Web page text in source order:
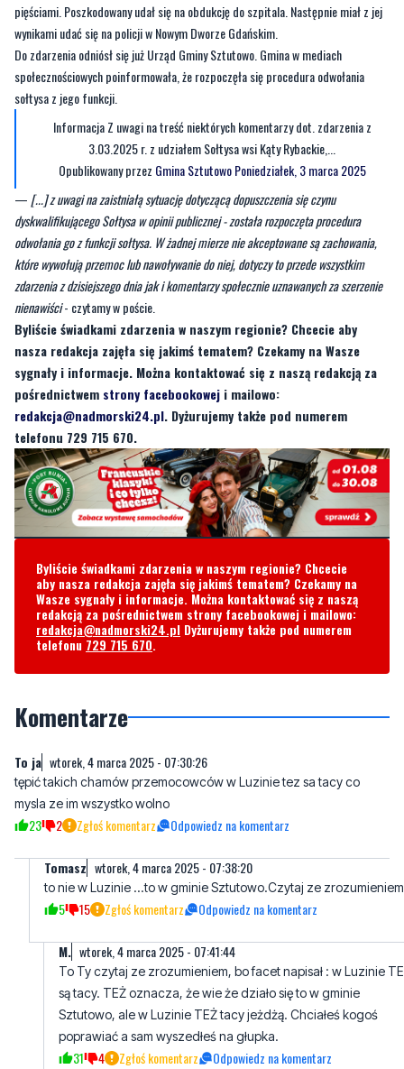
pięściami. Poszkodowany udał się na obdukcję do szpitala. Następnie miał z jej
wynikami udać się na policji w Nowym Dworze Gdańskim.
Do zdarzenia odniósł się już Urząd Gminy Sztutowo. Gmina w mediach
społecznościowych poinformowała, że rozpoczęła się procedura odwołania
sołtysa z jego funkcji.
Informacja Z uwagi na treść niektórych komentarzy dot. zdarzenia z
3.03.2025 r. z udziałem Sołtysa wsi Kąty Rybackie,...
Opublikowany przez Gmina Sztutowo Poniedziałek, 3 marca 2025
— [...] z uwagi na zaistniałą sytuację dotyczącą dopuszczenia się czynu
dyskwalifikującego Sołtysa w opinii publicznej - została rozpoczęta procedura
odwołania go z funkcji sołtysa. W żadnej mierze nie akceptowane są zachowania,
które wywołują przemoc lub nawoływanie do niej, dotyczy to przede wszystkim
zdarzenia z dzisiejszego dnia jak i komentarzy społecznie uznawanych za szerzenie
nienawiści- czytamy w poście.
Byliście świadkami zdarzenia w naszym regionie? Chcecie aby
nasza redakcja zajęła się jakimś tematem? Czekamy na Wasze
sygnały i informacje. Można kontaktować się z naszą redakcją za
pośrednictwem strony facebookowej i mailowo:
redakcja@nadmorski24.pl. Dyżurujemy także pod numerem
telefonu 729 715 670.
Byliście świadkami zdarzenia w naszym regionie? Chcecie
aby nasza redakcja zajęła się jakimś tematem? Czekamy na
Wasze sygnały i informacje. Można kontaktować się z naszą
redakcją za pośrednictwem strony facebookowej i mailowo:
redakcja@nadmorski24.pl Dyżurujemy także pod numerem
telefonu 729 715 670.
Komentarze
To ja wtorek, 4 marca 2025 - 07:30:26
tępić takich chamów przemocowców w Luzinie tez sa tacy co
mysla ze im wszystko wolno
23 2 Zgłoś komentarz Odpowiedz na komentarz
Tomasz wtorek, 4 marca 2025 - 07:38:20
to nie w Luzinie ...to w gminie Sztutowo.Czytaj ze zrozumieniem
5 15 Zgłoś komentarz Odpowiedz na komentarz
M. wtorek, 4 marca 2025 - 07:41:44
To Ty czytaj ze zrozumieniem, bo facet napisał : w Luzinie
są tacy. TEŻ oznacza, że wie że działo się to w gminie
Sztutowo, ale w Luzinie TEŻ tacy jeżdżą. Chciałeś kogoś
poprawiać a sam wyszedłeś na głupka.
31 4 Zgłoś komentarz Odpowiedz na komentarz